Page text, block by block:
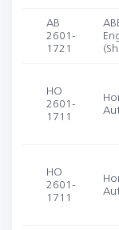
AB
2601-
1721
HO
2601-
1711
HO
2601-
1711